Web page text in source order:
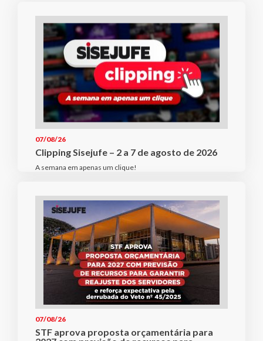
07/08/26
Clipping Sisejufe – 2 a 7 de agosto de 2026
A semana em apenas um clique!
07/08/26
STF aprova proposta orçamentária para